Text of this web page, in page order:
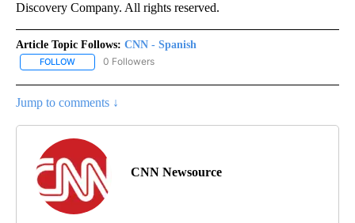
Discovery Company. All rights reserved.
Article Topic Follows: CNN - Spanish
FOLLOW FOLLOW "CNN - SPANISH" TO RECEIVE NOTIFICATIONS ABOUT
0 Followers
Jump to comments ↓
CNN Newsource